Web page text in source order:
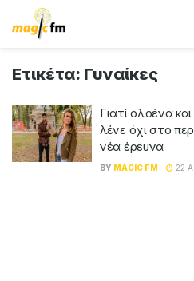
Ετικέτα: Γυναίκες
Γιατί ολοένα
λένε όχι στο
νέα έρευνα
BY MAGIC FM 22